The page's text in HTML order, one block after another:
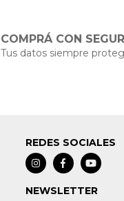
COMPRÁ CON
Tus datos siempre
REDES SOCIALES
NEWSLETTER